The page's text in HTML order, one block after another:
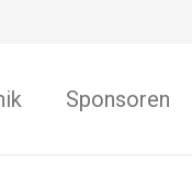
Sponsoren